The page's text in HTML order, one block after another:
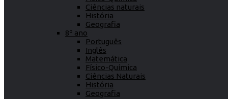
Ciências naturais
História
Geografia
8º ano
Português
Inglês
Matemática
Físico-Química
Ciências Naturais
História
Geografia